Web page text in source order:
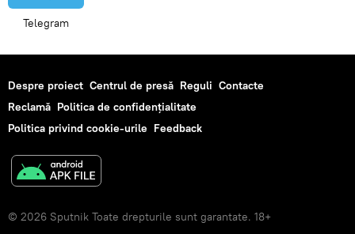
Telegram
Despre proiect Centrul de presă Reguli Contacte
Reclamă Politica de confidențialitate
Politica privind cookie-urile Feedback
© 2026 Sputnik Toate drepturile sunt garantate. 18+